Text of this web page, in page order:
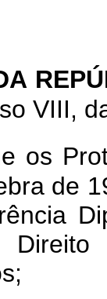
VIII,
os
de
Direito